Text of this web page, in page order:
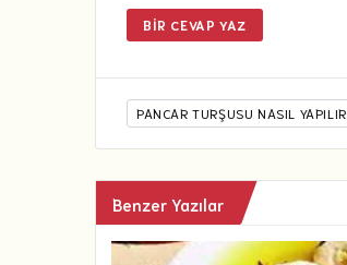
BIR CEVAP YAZ
PANCAR TURŞUSU NASIL YAPILIR
Benzer Yazılar